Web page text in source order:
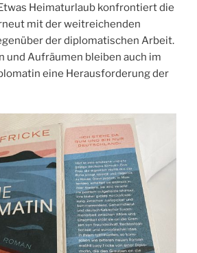
Heimaturlaub konfrontiert die
mit der weitreichenden
der diplomatischen Arbeit.
und Aufräumen bleiben auch im
eine Herausforderung der